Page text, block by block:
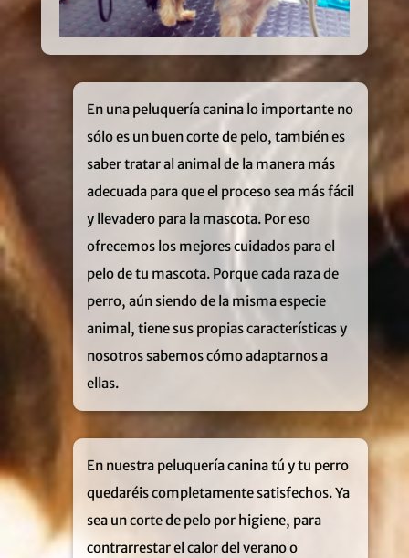
En una peluquería canina lo importante no
sólo es un buen corte de pelo, también es
saber tratar al animal de la manera más
adecuada para que el proceso sea más fácil
y llevadero para la mascota. Por eso
ofrecemos los mejores cuidados para el
pelo de tu mascota. Porque cada raza de
perro, aún siendo de la misma especie
animal, tiene sus propias características y
nosotros sabemos cómo adaptarnos a
ellas.
En nuestra peluquería canina tú y tu perro
quedaréis completamente satisfechos. Ya
sea un corte de pelo por higiene, para
contrarrestar el calor del verano o